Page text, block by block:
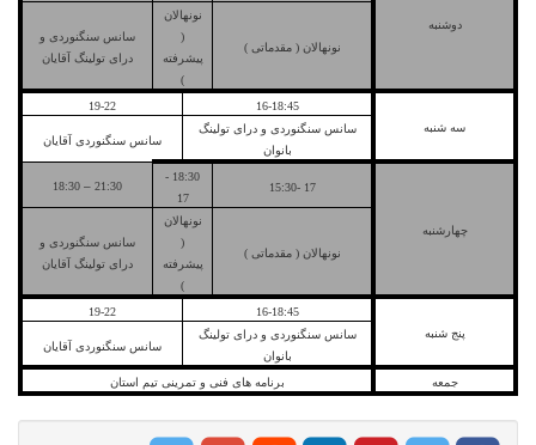
دوشنبه
نونهالان ( مقدماتی )
نونهالان
(
پیشرفته
)
سانس سنگنوردی و
درای تولینگ آقایان
سه شنبه
16-18:45
19-22
سانس سنگنوردی و درای تولینگ
بانوان
سانس سنگنوردی آقایان
چهارشنبه
17 -15:30
18:30 -
17
21:30
–
نونهالان ( مقدماتی )
نونهالان
(
پیشرفته
)
سانس سنگنوردی و
درای تولینگ آقایان
پنج شنبه
16-18:45
19-22
سانس سنگنوردی و درای تولینگ
بانوان
سانس سنگنوردی آقایان
جمعه برنامه های فنی و تمرینی تیم استان